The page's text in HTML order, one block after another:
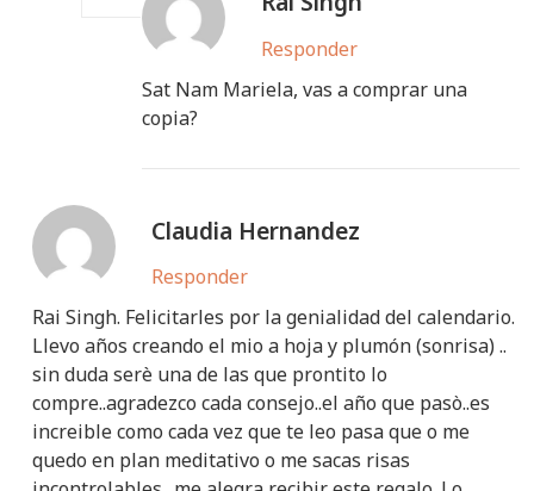
Responder
Sat Nam Mariela, vas a comprar una
copia?
Claudia Hernandez
Responder
Rai Singh. Felicitarles por la genialidad del calendario.
Llevo años creando el mio a hoja y plumón (sonrisa) ..
sin duda serè una de las que prontito lo
compre..agradezco cada consejo..el año que pasò..es
increible como cada vez que te leo pasa que o me
quedo en plan meditativo o me sacas risas